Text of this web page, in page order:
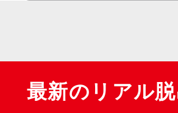
最新のリアル